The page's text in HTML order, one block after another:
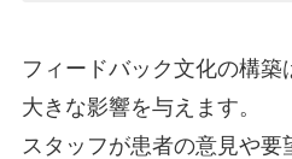
フィードバック文化の構築
大きな影響を与えます。
スタッフが患者の意見や要